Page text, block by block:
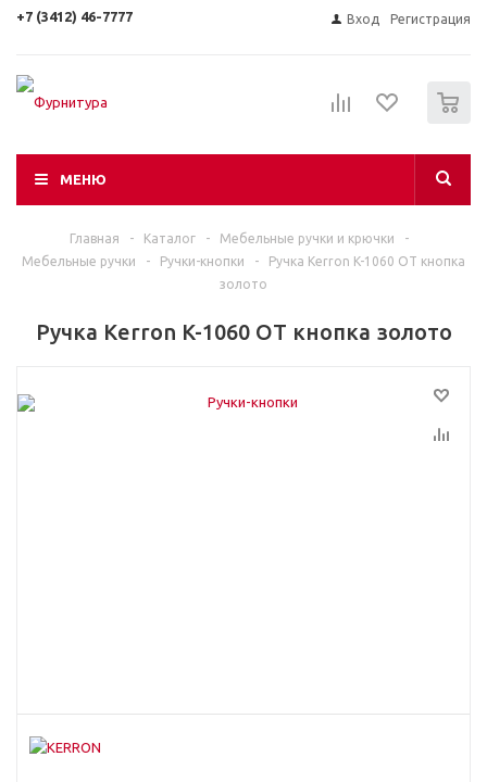
+7 (3412) 46-7777 Вход Регистрация
МЕНЮ
Главная - Каталог - Мебельные ручки и крючки
-
Мебельные ручки
- Ручки-кнопки -
Ручка Kerron K-1060 ОТ кнопка
золото
Ручка Kerron K-1060 ОТ кнопка золото